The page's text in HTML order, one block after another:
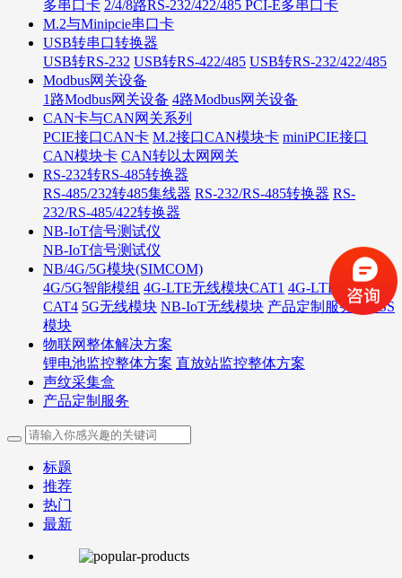
多串口卡 2/4/8路RS-232/422/485 PCI-E多串口卡
M.2与Minipcie串口卡
USB转串口转换器
USB转RS-232 USB转RS-422/485 USB转RS-232/422/485
Modbus网关设备
1路Modbus网关设备 4路Modbus网关设备
CAN卡与CAN网关系列
PCIE接口CAN卡 M.2接口CAN模块卡 miniPCIE接口
CAN模块卡 CAN转以太网网关
RS-232转RS-485转换器
RS-485/232转485集线器 RS-232/RS-485转换器 RS-
232/RS-485/422转换器
NB-IoT信号测试仪
NB-IoT信号测试仪
NB/4G/5G模块(SIMCOM)
4G/5G智能模组 4G-LTE无线模块CAT1 4G-LTE无线模块
CAT4 5G无线模块 NB-IoT无线模块 产品定制服务 GNSS
模块
物联网整体解决方案
锂电池监控整体方案 直放站监控整体方案
声纹采集盒
产品定制服务
标题
推荐
热门
最新